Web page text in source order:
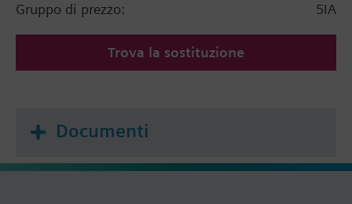
Gruppo di prezzo:
5IA
Trova la sostituzione
Documenti